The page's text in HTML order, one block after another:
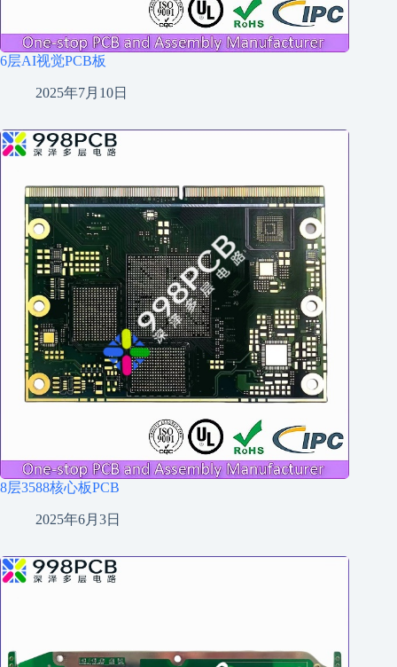
6层AI视觉PCB板
2025年7月10日
8层3588核心板PCB
2025年6月3日